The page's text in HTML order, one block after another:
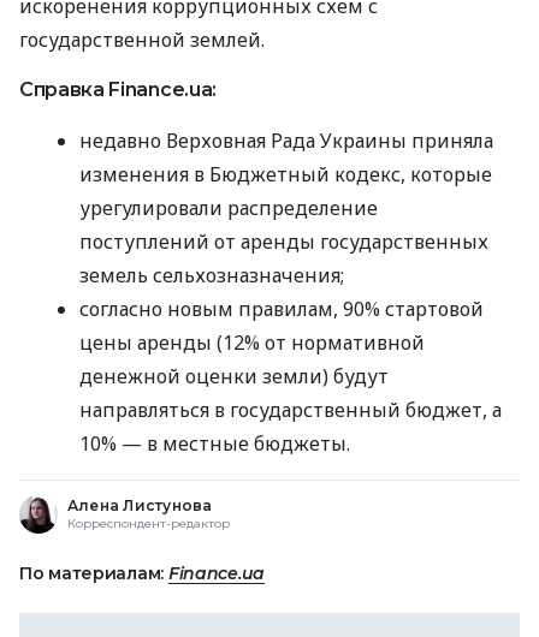
искоренения коррупционных схем с
государственной землей.
Справка Finance.ua:
недавно Верховная Рада Украины приняла
изменения в Бюджетный кодекс, которые
урегулировали распределение
поступлений от аренды государственных
земель сельхозназначения;
согласно новым правилам, 90% стартовой
цены аренды (12% от нормативной
денежной оценки земли) будут
направляться в государственный бюджет, а
10% — в местные бюджеты.
Алена Листунова
Корреспондент-редактор
По материалам: Finance.ua